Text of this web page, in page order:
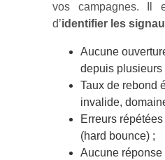
vos campagnes. Il
d’identifier les
Aucune
depuis plusieurs
Taux de rebond
invalide,
Erreurs
(hard bounce) ;
Aucune réponse